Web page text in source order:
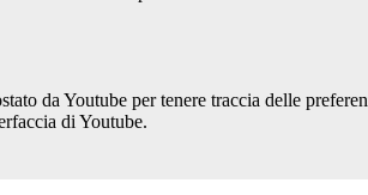
da Youtube per tenere traccia delle
di Youtube.